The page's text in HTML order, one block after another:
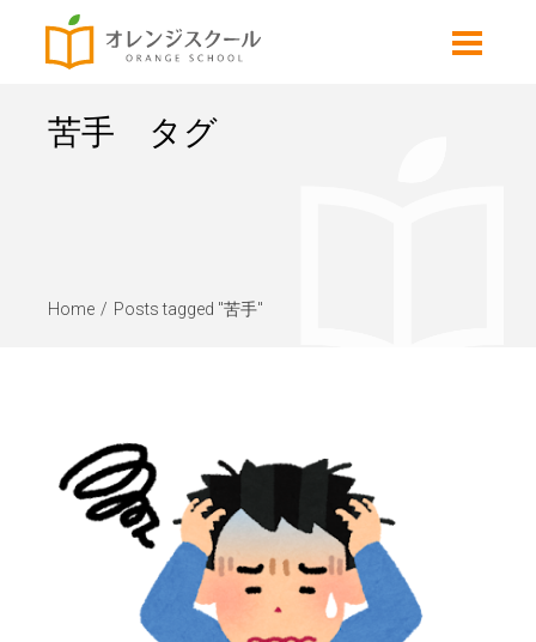
苦手 タグ
Home Posts tagged "苦手"